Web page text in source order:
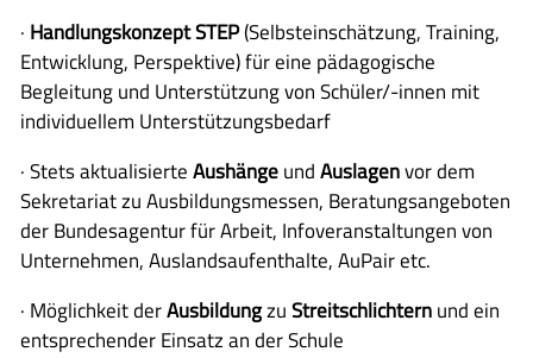
· Handlungskonzept STEP(Selbsteinschätzung, Training,
Entwicklung, Perspektive) für eine pädagogische
Begleitung und Unterstützung von Schüler/-innen mit
individuellem Unterstützungsbedarf
· Stets aktualisierteAushängeundAuslagenvor dem
Sekretariat zu Ausbildungsmessen, Beratungsangeboten
der Bundesagentur für Arbeit, Infoveranstaltungen von
Unternehmen, Auslandsaufenthalte, AuPair etc.
· Möglichkeit derAusbildungzuStreitschlichternund ein
entsprechender Einsatz an der Schule